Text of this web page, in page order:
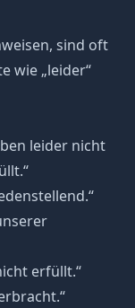
sind oft
wie „leider“
leider nicht
erfüllt.“